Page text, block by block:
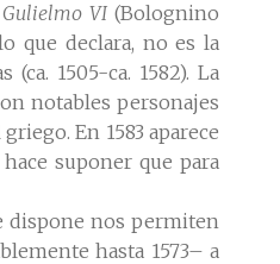
VI (Bolognino
que declara, no es la
1505-ca. 1582). La
notables personajes
En 1583 aparece
suponer que para
dispone nos permiten
hasta 1573– a